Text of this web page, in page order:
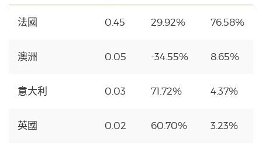
法國 0.45 29.92% 76.58%
澳洲 0.05 -34.55% 8.65%
意大利 0.03 71.72% 4.37%
英國 0.02 60.70% 3.23%